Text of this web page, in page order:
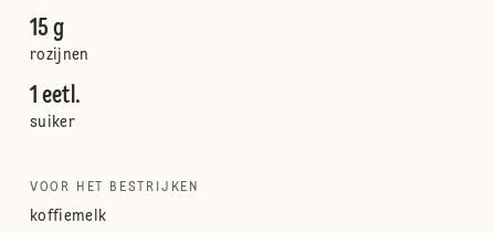
15 g
rozijnen
1 eetl.
suiker
VOOR HET BESTRIJKEN
koffiemelk